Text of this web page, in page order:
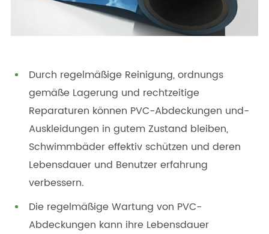
Durch regelmäßige Reinigung, ordnungs
gemäße Lagerung und rechtzeitige
Reparaturen können PVC-Abdeckungen und-
Auskleidungen in gutem Zustand bleiben,
Schwimmbäder effektiv schützen und deren
Lebensdauer und Benutzer erfahrung
verbessern.
Die regelmäßige Wartung von PVC-
Abdeckungen kann ihre Lebensdauer